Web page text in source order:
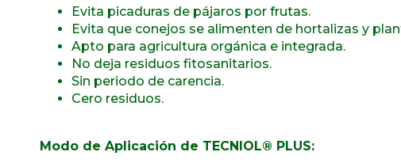
Evita picaduras de pájaros por frutas.
Evita que conejos se alimenten de hortalizas y
Apto para agricultura orgánica e integrada.
No deja residuos fitosanitarios.
Sin periodo de carencia.
Cero residuos.
Modo de Aplicación de TECNIOL® PLUS: